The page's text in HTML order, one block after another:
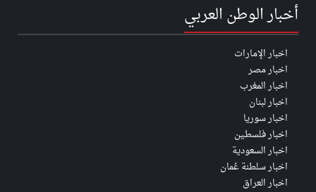
أخبار الوطن العربي
اخبار الإمارات
اخبار مصر
اخبار المغرب
اخبار لبنان
اخبار سوريا
اخبار فلسطين
اخبار السعودية
اخبار سلطنة عُمان
اخبار العراق